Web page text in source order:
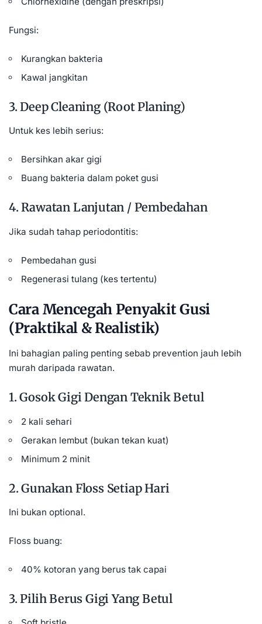
Fungsi:
Kurangkan bakteria
Kawal jangkitan
3. Deep Cleaning (Root Planing)
Untuk kes lebih serius:
Bersihkan akar gigi
Buang bakteria dalam poket gusi
4. Rawatan Lanjutan / Pembedahan
Jika sudah tahap periodontitis:
Pembedahan gusi
Regenerasi tulang (kes tertentu)
Cara Mencegah Penyakit Gusi
(Praktikal & Realistik)
Ini bahagian paling penting sebab prevention jauh lebih
murah daripada rawatan.
1. Gosok Gigi Dengan Teknik Betul
2 kali sehari
Gerakan lembut (bukan tekan kuat)
Minimum 2 minit
2. Gunakan Floss Setiap Hari
Ini bukan optional.
Floss buang:
40% kotoran yang berus tak capai
3. Pilih Berus Gigi Yang Betul